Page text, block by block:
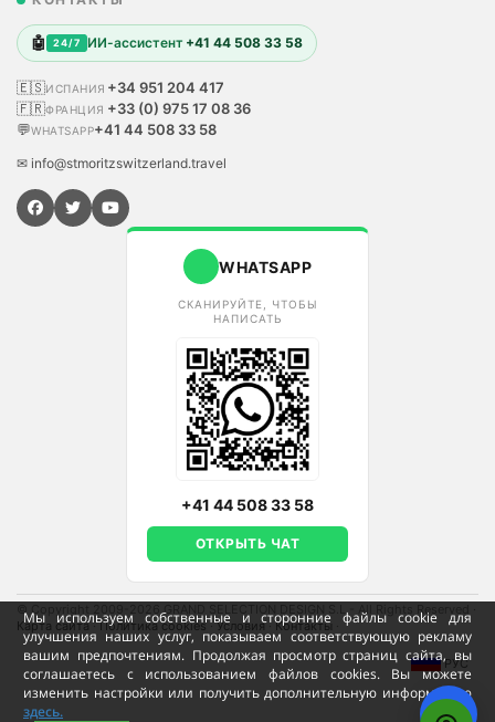
Мы используем собственные и сторонние файлы cookie для
улучшения наших услуг, показываем соответствующую рекламу
вашим предпочтениям. Продолжая просмотр страниц сайта, вы
соглашаетесь с использованием файлов cookies. Вы можете
изменить настройки или получить дополнительную информацию
здесь.
🤖 24/7 ИИ-ассистент +41 44 508 33 58
🇪🇸ИСПАНИЯ +34 951 204 417
🇫🇷ФРАНЦИЯ +33 (0) 975 17 08 36
💬WHATSAPP+41 44 508 33 58
✉ info@stmoritzswitzerland.travel
WHATSAPP
СКАНИРУЙТЕ, ЧТОБЫ
НАПИСАТЬ
+41 44 508 33 58
ОТКРЫТЬ ЧАТ
© Copyright 2009-2026 GRAND SELECTION DESIGN S.L - All Rights Reserved
Карта сайта·Политика cookies ·Условия· Контакты
РУС